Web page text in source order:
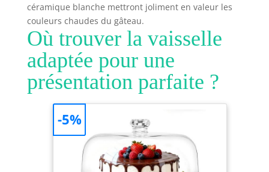
grande variété de
recettes,
notamment des
pancakes, des
pâtes à pizza, des
pâtes à pain et
bien plus
OPTIMALE: une
balance de cuisine
pour toutes vos
envies de
céramique blanche mettront joliment en valeur les
couleurs chaudes du gâteau.
Où trouver la vaisselle
adaptée pour une
présentation parfaite ?
-5%